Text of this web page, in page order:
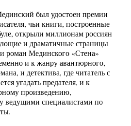
был удостоен премии
чьи книги, построенные
открыли миллионам россиян
и драматичные страницы
роман Мединского «Стена»
и к жанру авантюрного,
и детектива, где читатель с
угадать предателя, и к
произведению,
ведущими специалистами по